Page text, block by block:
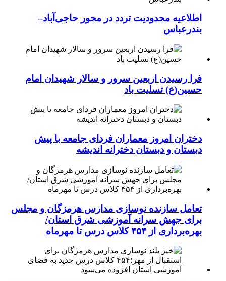
اطلاعیه محدودیت تردد در محور حاجی‌آباد–
بندرعباس
فرا رسیدن اربعین سرور و سالار شهیدان امام
حسین(ع) تسلیت باد
دختران امروز معماران فردای جامعه با پیش
دبستان و دبستان دخترانه اندیشه
تعامل سازنده نوسازی مدارس هرمزگان و مجلس
برای جهش سرانه آموزشی شرق استان/
بهره‌برداری از ۴۵۴ کلاس درس تا مهرماه